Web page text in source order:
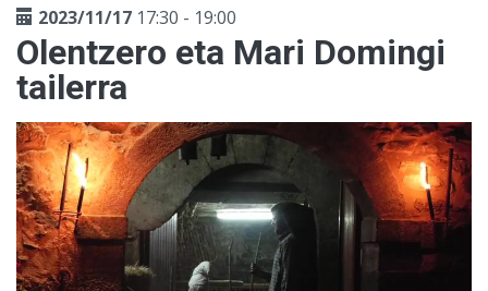
2023/11/17 17:30 - 19:00
Olentzero eta Mari Domingi
tailerra